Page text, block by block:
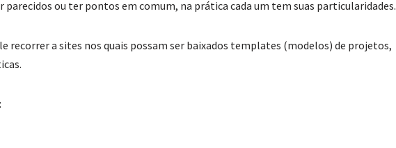
ou ter pontos em comum, na prática cada um tem suas particularidades.
recorrer a sites nos quais possam ser baixados templates (modelos) de projetos,